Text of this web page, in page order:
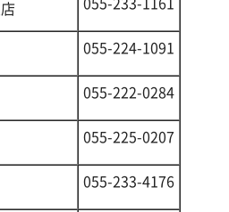
055-224-1091
055-222-0284
055-225-0207
055-233-4176